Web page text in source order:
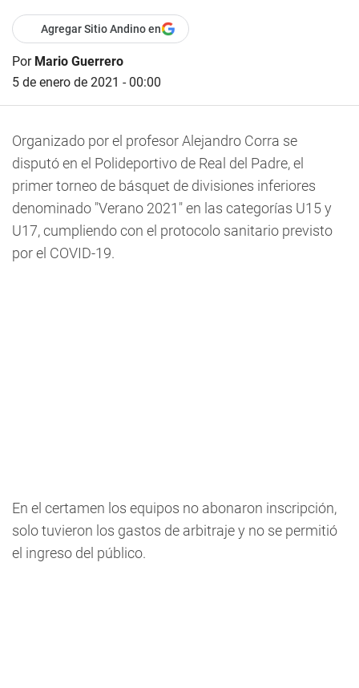
Agregar Sitio Andino en
Por Mario Guerrero
5 de enero de 2021 - 00:00
Organizado por el profesor Alejandro Corra se
disputó en el Polideportivo de Real del Padre, el
primer torneo de básquet de divisiones inferiores
denominado "Verano 2021" en las categorías U15 y
U17, cumpliendo con el protocolo sanitario previsto
por el COVID-19.
En el certamen los equipos no abonaron inscripción,
solo tuvieron los gastos de arbitraje y no se permitió
el ingreso del público.